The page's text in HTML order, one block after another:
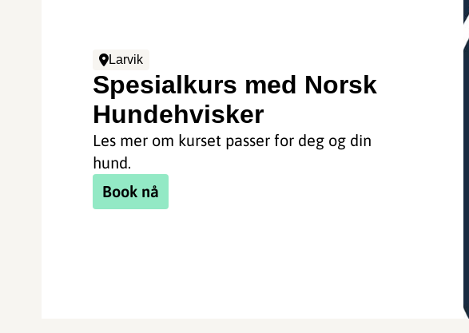
Larvik
Spesialkurs med Norsk
Hundehvisker
Les mer om kurset passer for deg og din
hund.
Book nå